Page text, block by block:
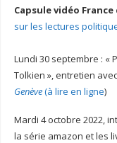
Capsule vidéo
sur les lectures
Lundi 30 septembre : «
Tolkien », entretien
Genève(à lire en ligne)
Mardi 4 octobre 2022,
la série amazon et les